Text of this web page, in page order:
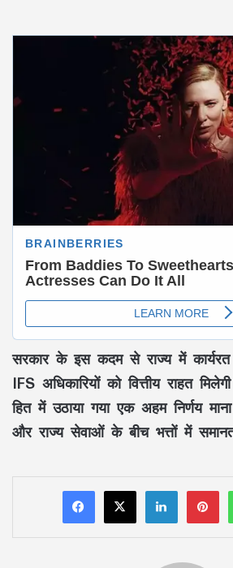
सरकार के इस कदम से राज्य में
IFS अधिकारियों को वित्तीय राहत
हित में उठाया गया एक अहम निर्णय
और राज्य सेवाओं के बीच भत्तों में
LinkedIn